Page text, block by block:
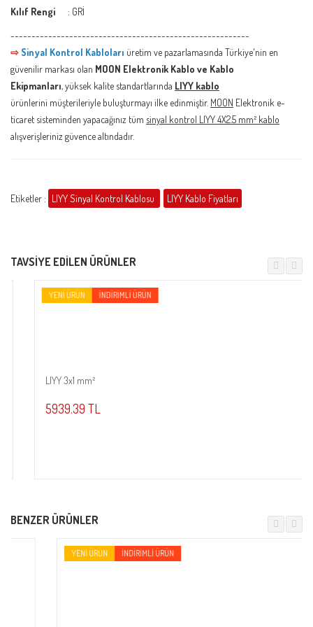
Kılıf Rengi : GRİ
---------------------------------------------------------
⇨ Sinyal Kontrol Kabloları üretim ve pazarlamasında Türkiye'nin en
güvenilir markası olan MOON Elektronik Kablo ve Kablo
Ekipmanları, yüksek kalite standartlarında LIYY kablo
ürünlerini müşterileriyle buluşturmayı ilke edinmiştir. MOON Elektronik e-
ticaret sisteminden yapacağınız tüm sinyal kontrol LIYY 4X2.5 mm² kablo
alışverişleriniz güvence altındadır.
Etiketler : LIYY Sinyal Kontrol Kablosu LIYY Kablo Fiyatları
TAVSIYE EDILEN ÜRÜNLER
YENI ÜRÜN İNDIRIMLI ÜRÜN
LIYY 3x1 mm²
5939.39 TL
BENZER ÜRÜNLER
İNDIRIMLI ÜRÜN